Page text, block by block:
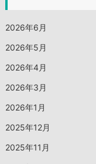
2026年6月
2026年5月
2026年4月
2026年3月
2026年1月
2025年12月
2025年11月